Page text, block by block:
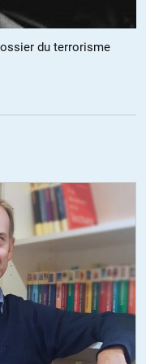
des uns et celle des
est toujours là,
:
brésilien, grand
une forme légèrement
du terrorisme